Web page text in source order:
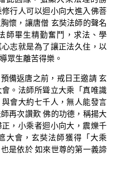
行人可以迴小向大進入佛菩
懷，讓唐僧 玄奘法師的聲名
師畢生精勤奮鬥，求法、學
志就是為了讓正法久住，以
眾生離苦得樂。
備返唐之前，戒日王邀請 玄
。法師所聳立大乘「真唯識
會大約七千人，無人能發言
再次讚歎 佛的功德，稱揚大
，小乘者迴小向大，震爍千
大會，玄奘法師獲得「大乘
是依於 如來世尊的第一義諦